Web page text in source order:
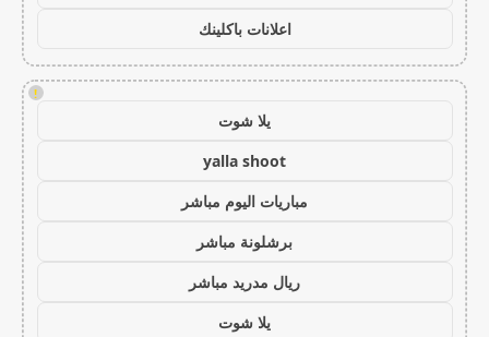
اعلانات باكلينك
!
يلا شوت
yalla shoot
مباريات اليوم مباشر
برشلونة مباشر
ريال مدريد مباشر
يلا شوت